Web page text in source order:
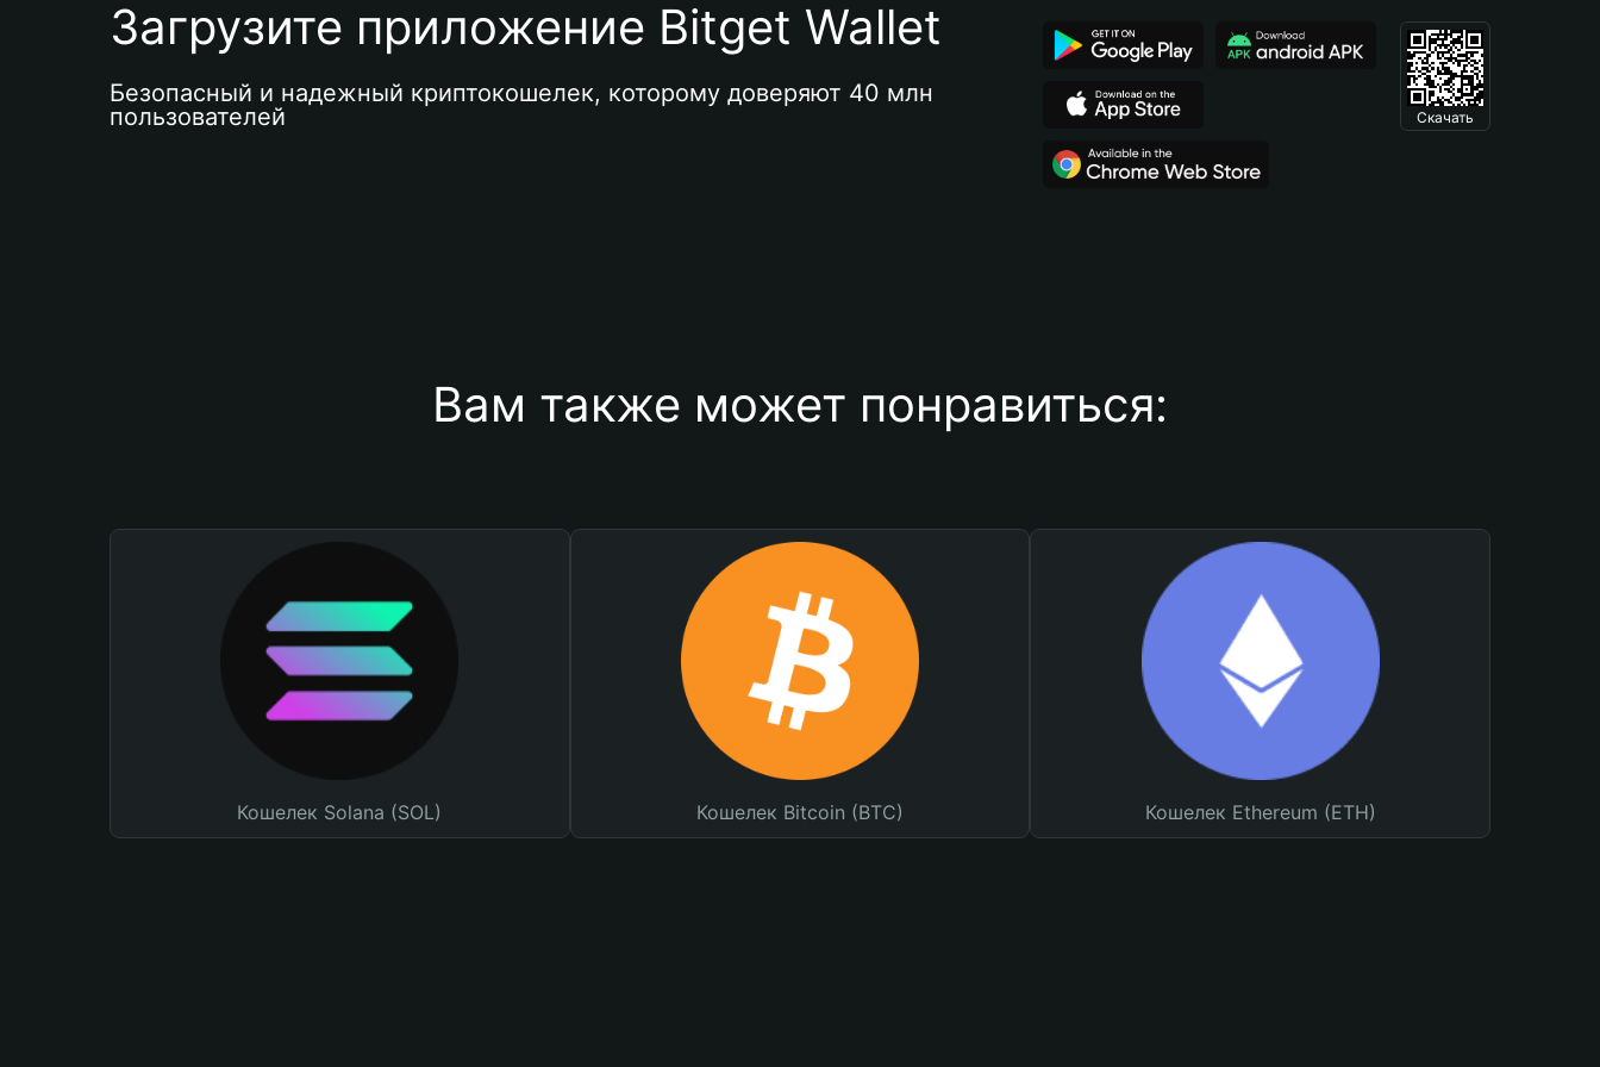
Загрузите приложение Bitget Wallet
Безопасный и надежный криптокошелек, которому доверяют 40 млн
пользователей
Скачать
Вам также может понравиться:
Кошелек Solana (SOL) Кошелек Bitcoin (BTC) Кошелек Ethereum (ETH)